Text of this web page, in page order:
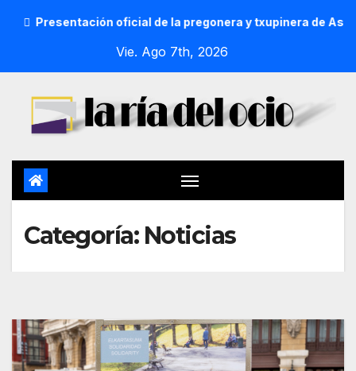
oficial de la pregonera y txupinera de Aste Nagusia
Vie. Ago 7th, 2026
Categoría: Noticias